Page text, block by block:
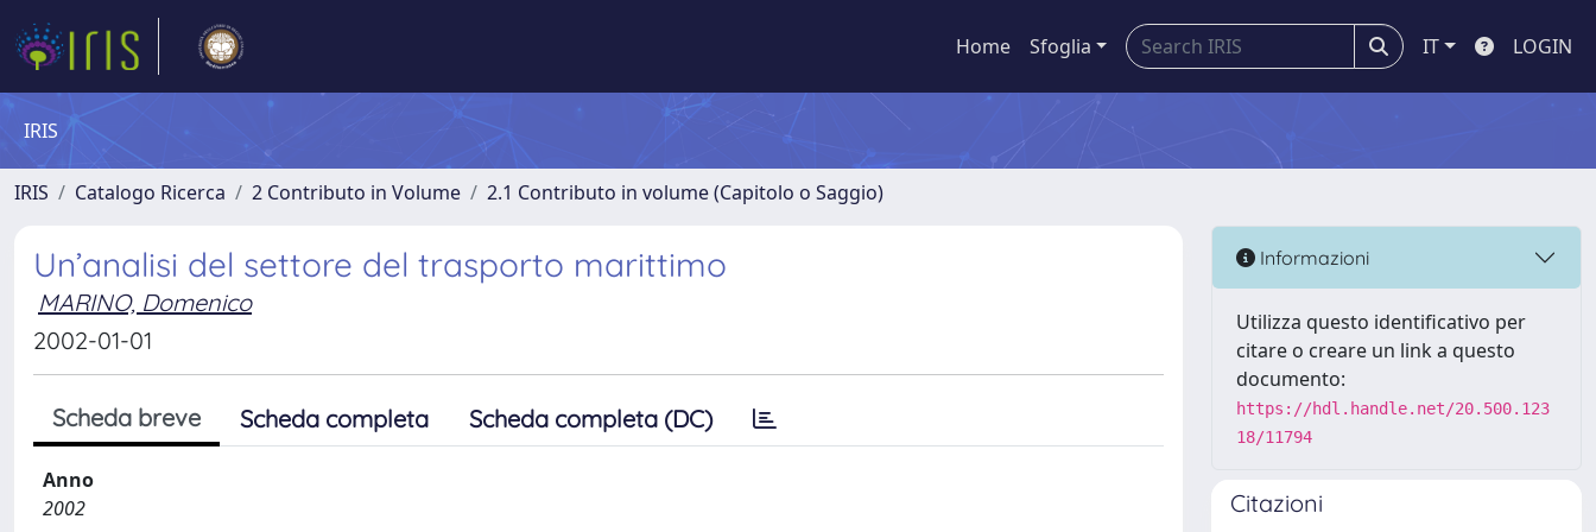
Home Sfoglia IT LOGIN
IRIS
IRIS Catalogo Ricerca 2 Contributo in Volume 2.1 Contributo in volume (Capitolo o Saggio)
Un’analisi del settore del trasporto marittimo
MARINO, Domenico
2002-01-01
Scheda breve Scheda completa Scheda completa (DC)
Anno
2002
Informazioni
Utilizza questo identificativo per
citare o creare un link a questo
documento:
https://hdl.handle.net/20.500.123
18/11794
Citazioni